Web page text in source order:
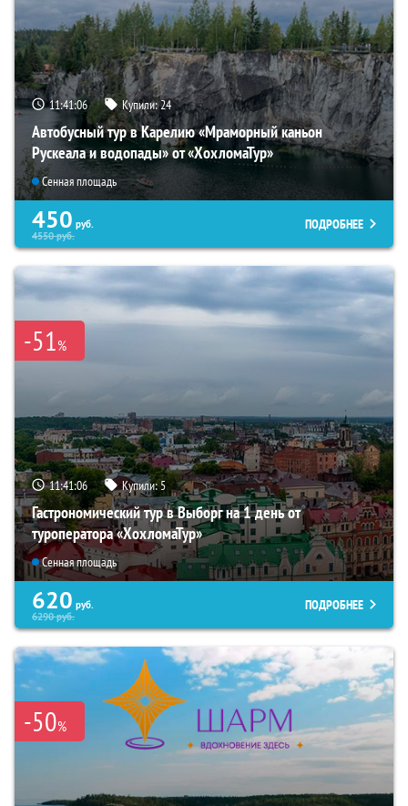
11:41:04 Купили:24
Автобусный тур в Карелию «Мраморный каньон
Рускеала и водопады» от «ХохломаТур»
Сенная площадь
450 руб.
4550руб.
ПОДРОБНЕЕ
-51%
11:41:04 Купили:5
Гастрономический тур в Выборг на 1 день от
туроператора «ХохломаТур»
Сенная площадь
620 руб.
6290руб.
ПОДРОБНЕЕ
-50%